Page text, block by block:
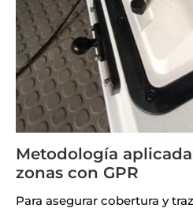
Metodología
zonas con GPR
Para asegurar cobertura y